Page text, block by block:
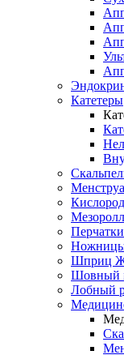
Катетеры
Шприц
Шовный
Лобный